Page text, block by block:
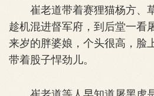
崔老道带着赛狸猫杨方、
趁机混进督军府，到后堂一看
来岁的胖婆娘，个头很高，脸
带着股子悍劲儿。